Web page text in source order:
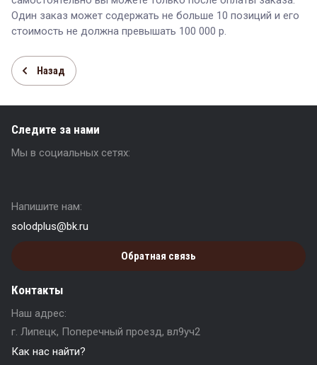
Один заказ может содержать не больше 10 позиций и его
стоимость не должна превышать 100 000 р.
Назад
Следите за нами
Мы в социальных сетях:
Напишите нам:
solodplus@bk.ru
Обратная связь
Контакты
Наш адрес:
г. Липецк, Поперечный проезд, вл9уч2
Как нас найти?